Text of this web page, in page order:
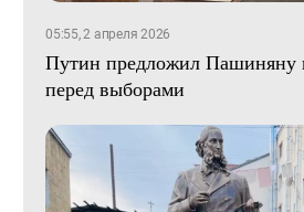
05:55, 2 апреля 2026
Путин предложил Пашиняну
перед выборами